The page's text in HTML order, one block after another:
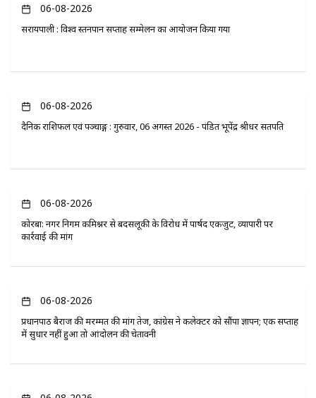
06-08-2026
सरायपाली : विश्व स्तनपान सप्ताह सम्मेलन का आयोजन किया गया
06-08-2026
दैनिक राशिफल एवं पञ्चाङ्ग : गुरुवार, 06 अगस्त 2026 - पंडित भूपेंद्र श्रीधर सतपति
06-08-2026
कोरबा: नगर निगम कमिश्नर से बदसलूकी के विरोध में पार्षद एकजुट, व्यापारी पर
कार्रवाई की मांग
06-08-2026
प्रधानपाठ बैराज की मरम्मत की मांग तेज, कांग्रेस ने कलेक्टर को सौंपा ज्ञापन; एक सप्ताह
में सुधार नहीं हुआ तो आंदोलन की चेतावनी